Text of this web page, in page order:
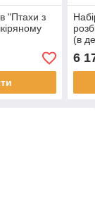
"Птахи з
(в
6